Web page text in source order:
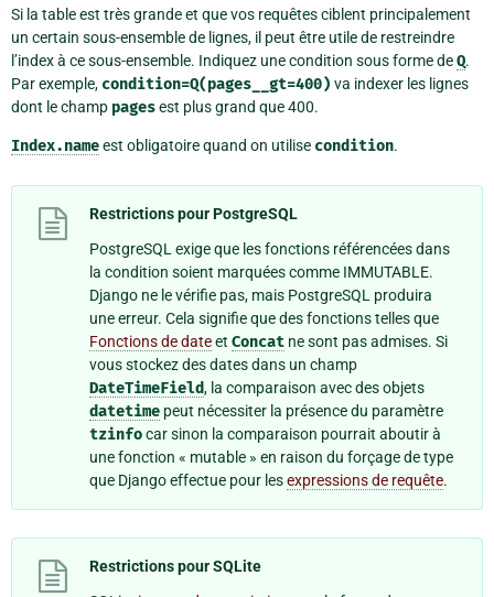
Si la table est très grande et que vos requêtes ciblent principalement
un certain sous-ensemble de lignes, il peut être utile de restreindre
l’index à ce sous-ensemble. Indiquez une condition sous forme deQ.
Par exemple, condition=Q(pages__gt=400) va indexer les lignes
dont le champ pagesest plus grand que 400.
Index.nameest obligatoire quand on utilise condition.
Restrictions pour PostgreSQL
PostgreSQL exige que les fonctions référencées dans
la condition soient marquées comme IMMUTABLE.
Django ne le vérifie pas, mais PostgreSQL produira
une erreur. Cela signifie que des fonctions telles que
Fonctions de dateet Concat ne sont pas admises. Si
vous stockez des dates dans un champ
DateTimeField, la comparaison avec des objets
datetime peut nécessiter la présence du paramètre
tzinfocar sinon la comparaison pourrait aboutir à
une fonction « mutable » en raison du forçage de type
que Django effectue pour lesexpressions de requête.
Restrictions pour SQLite